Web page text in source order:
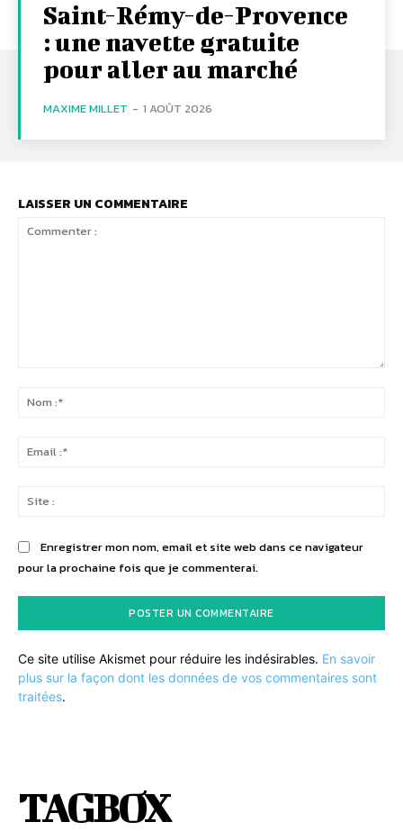
Saint-Rémy-de-Provence
: une navette gratuite
pour aller au marché
MAXIME MILLET - 1 AOÛT 2026
LAISSER UN COMMENTAIRE
Enregistrer mon nom, email et site web dans ce navigateur
pour la prochaine fois que je commenterai.
Ce site utilise Akismet pour réduire les indésirables. En savoir
plus sur la façon dont les données de vos commentaires sont
traitées.
TAGBOX